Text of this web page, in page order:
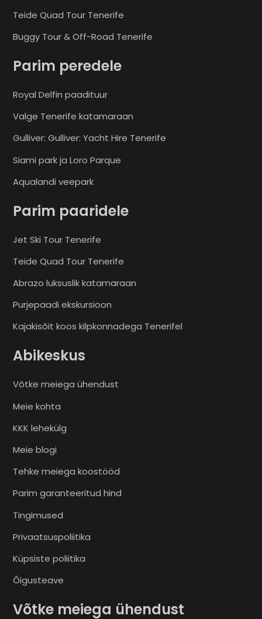
Teide Quad Tour Tenerife
Buggy Tour & Off-Road Tenerife
Parim peredele
Royal Delfin paadituur
Valge Tenerife katamaraan
Gulliver: Gulliver: Yacht Hire Tenerife
Siami park ja Loro Parque
Aqualandi veepark
Parim paaridele
Jet Ski Tour Tenerife
Teide Quad Tour Tenerife
Abrazo luksuslik katamaraan
Purjepaadi ekskursioon
Kajakisõit koos kilpkonnadega Tenerifel
Abikeskus
Võtke meiega ühendust
Meie kohta
KKK lehekülg
Meie blogi
Tehke meiega koostööd
Parim garanteeritud hind
Tingimused
Privaatsuspoliitika
Küpsiste poliitika
Õigusteave
Võtke meiega ühendust